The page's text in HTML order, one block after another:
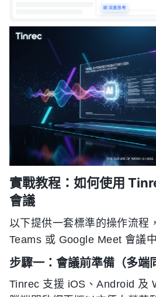
實戰教程：如何使用
會議
以下提供一套標準的操作流程
Teams 或 Google Meet 會議
步驟一：會議前準備（多端
Tinrec 支援 iOS、Android 及